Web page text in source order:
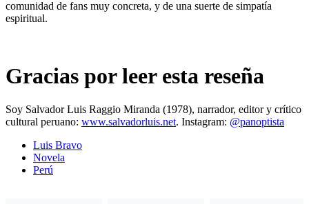
comunidad de fans muy concreta, y de una suerte de simpatía
espiritual.
Gracias por leer esta reseña
Soy Salvador Luis Raggio Miranda (1978), narrador, editor y crítico
cultural peruano: www.salvadorluis.net. Instagram: @panoptista
Luis Bravo
Novela
Perú